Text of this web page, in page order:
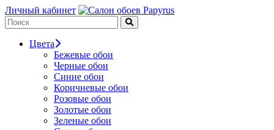
Личный кабинет
Цвета
Бежевые обои
Черные обои
Синие обои
Коричневые обои
Розовые обои
Золотые обои
Зеленые обои